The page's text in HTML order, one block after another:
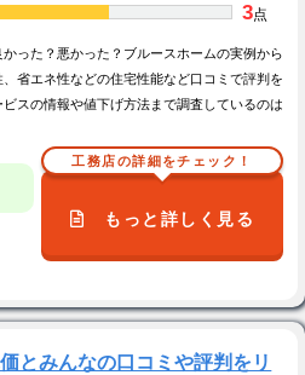
3点
った？悪かった？ブルースホームの実例から
省エネ性などの住宅性能など口コミで評判を
スの情報や値下げ方法まで調査しているのは
工務店の詳細をチェック！
もっと詳しく見る
とみんなの口コミや評判をリ